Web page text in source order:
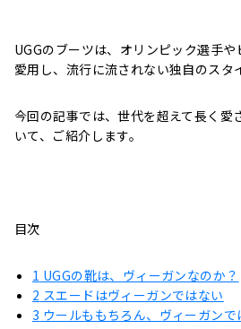
UGGのブーツは、オリンピック選手
愛用し、流行に流されない独自のスタ
今回の記事では、世代を超えて長く愛
いて、ご紹介します。
目次
1 UGGの靴は、ヴィーガンなのか？
2 スエードはヴィーガンではない
3 ウールももちろん、ヴィーガンで